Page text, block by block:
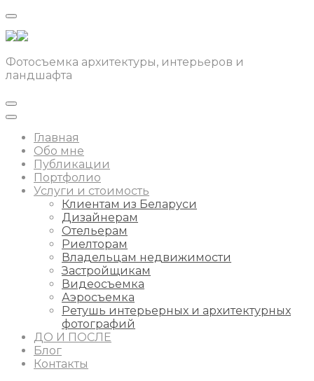
Фотосъемка архитектуры, интерьеров и
ландшафта
Главная
Обо мне
Публикации
Портфолио
Услуги и стоимость
Клиентам из Беларуси
Дизайнерам
Отельерам
Риелторам
Владельцам недвижимости
Застройщикам
Видеосъемка
Аэросъемка
Ретушь интерьерных и архитектурных
фотографий
ДО И ПОСЛЕ
Блог
Контакты